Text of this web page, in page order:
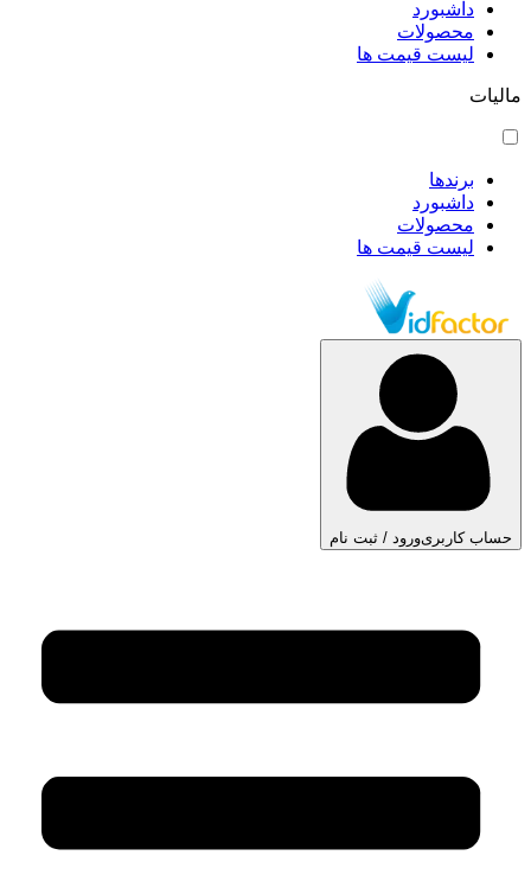
داشبورد
محصولات
لیست قیمت ها
مالیات
برندها
داشبورد
محصولات
لیست قیمت ها
حساب کاربریورود / ثبت نام